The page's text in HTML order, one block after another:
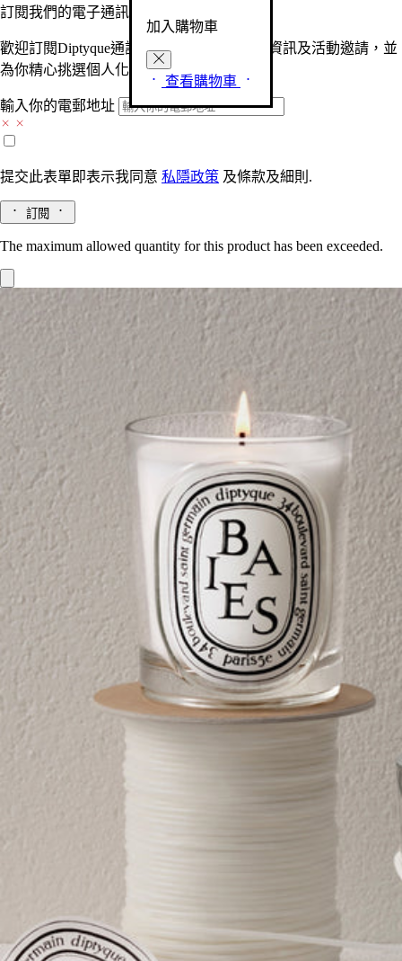
加入購物車
查看購物車
訂閱我們的電子通訊
歡迎訂閱Diptyque通訊，接收品牌最新產品資訊及活動邀請，並
為你精心挑選個人化的驚喜及禮物。
輸入你的電郵地址
提交此表單即表示我同意 私隱政策 及條款及細則.
訂閱
The maximum allowed quantity for this product has been exceeded.